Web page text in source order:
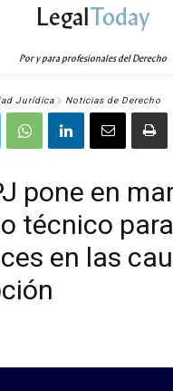
LegalToday
Por y para profesionales del Derecho
Jurídica Noticias de Derecho
pone en
técnico
en las